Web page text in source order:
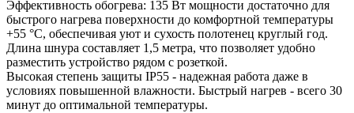
Эффективность обогрева: 135 Вт мощности достаточно для
быстрого нагрева поверхности до комфортной температуры
+55 °C, обеспечивая уют и сухость полотенец круглый год.
Длина шнура составляет 1,5 метра, что позволяет удобно
разместить устройство рядом с розеткой.
Высокая степень защиты IP55 - надежная работа даже в
условиях повышенной влажности. Быстрый нагрев - всего 30
минут до оптимальной температуры.